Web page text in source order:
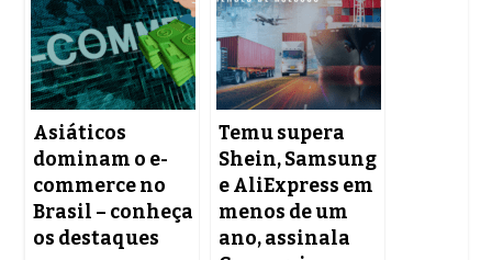
Asiáticos
dominam o e-
commerce no
Brasil – conheça
os destaques
Temu supera
Shein, Samsung
e AliExpress em
menos de um
ano, assinala